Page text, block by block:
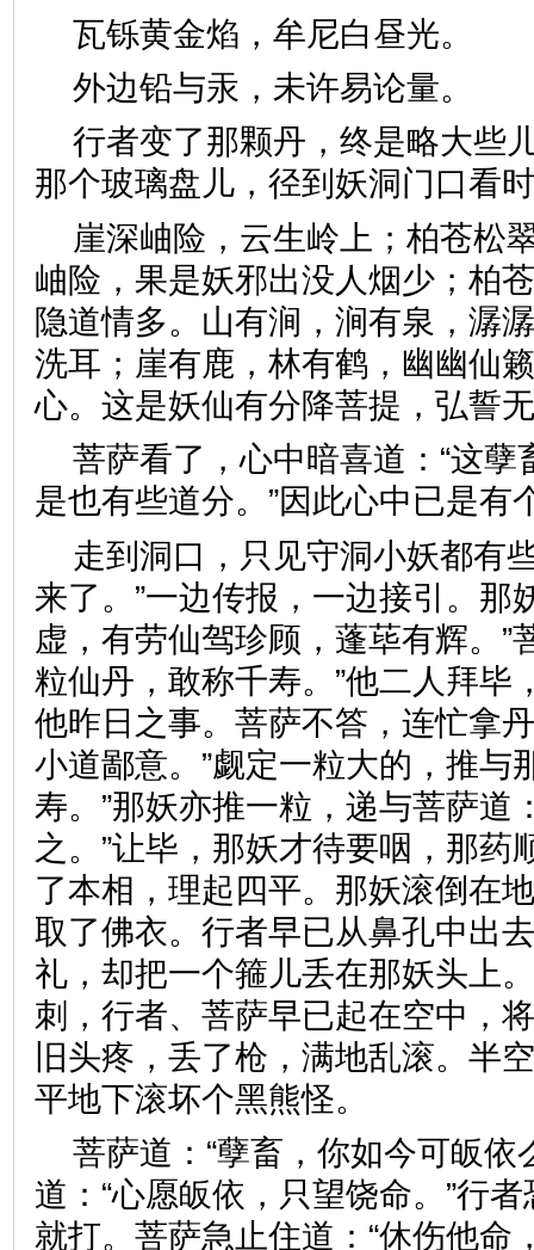
瓦铄黄金焰，牟尼白昼光
外边铅与汞，未许易论量
行者变了那颗丹，终是略大些
那个玻璃盘儿，径到妖洞门口
崖深岫险，云生岭上；柏苍松
岫险，果是妖邪出没人烟少；柏
隐道情多。山有涧，涧有泉，潺
洗耳；崖有鹿，林有鹤，幽幽仙
心。这是妖仙有分降菩提，弘
菩萨看了，心中暗喜道：“这孽
是也有些道分。”因此心中已
走到洞口，只见守洞小妖都有
来了。”一边传报，一边接引。那
虚，有劳仙驾珍顾，蓬荜有辉。”
粒仙丹，敢称千寿。”他二人拜毕
他昨日之事。菩萨不答，连忙拿
小道鄙意。”觑定一粒大的，推与
寿。”那妖亦推一粒，递与菩萨道
之。”让毕，那妖才待要咽，那药
了本相，理起四平。那妖滚倒在
取了佛衣。行者早已从鼻孔中出
礼，却把一个箍儿丢在那妖头上
刺，行者、菩萨早已起在空中，
旧头疼，丢了枪，满地乱滚。半
平地下滚坏个黑熊怪。
菩萨道：“孽畜，你如今可皈依
道：“心愿皈依，只望饶命。”行
就打。菩萨急止住道：“休伤他命